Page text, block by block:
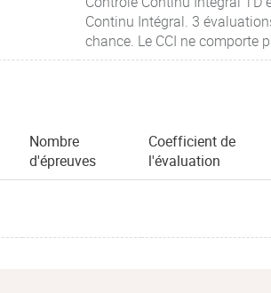
Continu Intégral. 3
chance. Le CCI ne comporte
Nombre
d'épreuves
Coefficient de
l'évaluation